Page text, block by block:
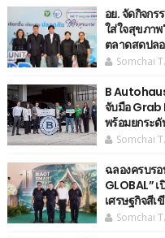
อย. จัดกิจกร
ใส่ใจสุขภา
ตลาดสดปลอ
Somchai T.
B
จับมือ Grab
พร้อมยกระ
Somchai T.
ฉลองครบรอ
GLOBAL”
เศรษฐกิจสีเ
Somchai T.